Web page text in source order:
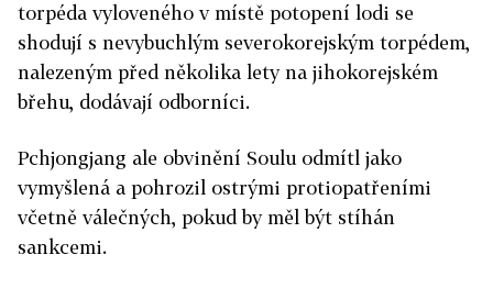
torpéda vyloveného v místě potopení lodi se
shodují s nevybuchlým severokorejským torpédem,
nalezeným před několika lety na jihokorejském
břehu, dodávají odborníci.
Pchjongjang ale obvinění Soulu odmítl jako
vymyšlená a pohrozil ostrými protiopatřeními
včetně válečných, pokud by měl být stíhán
sankcemi.